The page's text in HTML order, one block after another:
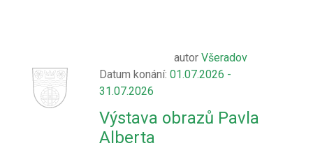
autor Všeradov
Datum konání: 01.07.2026 -
31.07.2026
Výstava obrazů Pavla
Alberta